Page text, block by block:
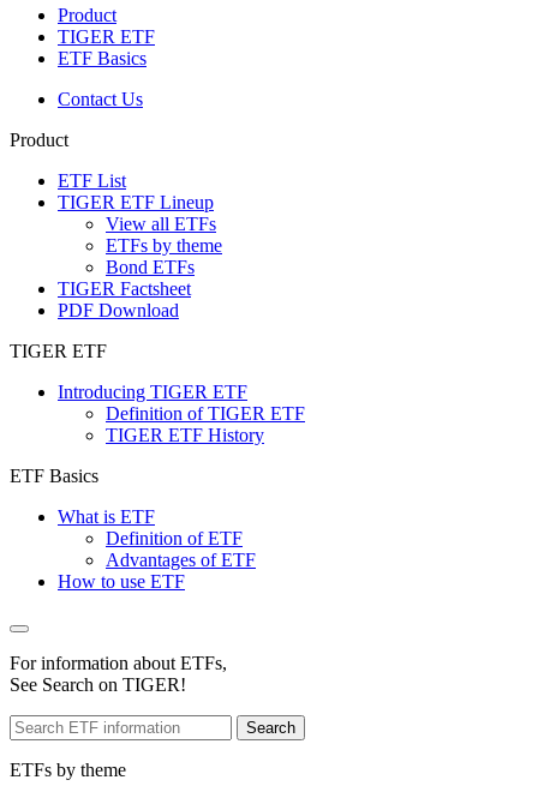
Product
TIGER ETF
ETF Basics
Contact Us
Product
ETF List
TIGER ETF Lineup
View all ETFs
ETFs by theme
Bond ETFs
TIGER Factsheet
PDF Download
TIGER ETF
Introducing TIGER ETF
Definition of TIGER ETF
TIGER ETF History
ETF Basics
What is ETF
Definition of ETF
Advantages of ETF
How to use ETF
For information about ETFs,
See Search on TIGER!
Search
ETFs by theme